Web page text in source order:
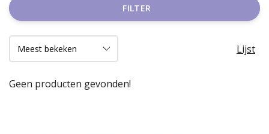
FILTER
Lijst
Geen producten gevonden!